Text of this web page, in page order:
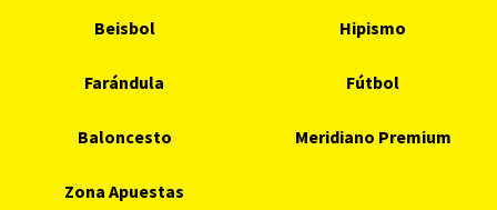
Beisbol Hipismo
Farándula Fútbol
Baloncesto Meridiano Premium
Zona Apuestas